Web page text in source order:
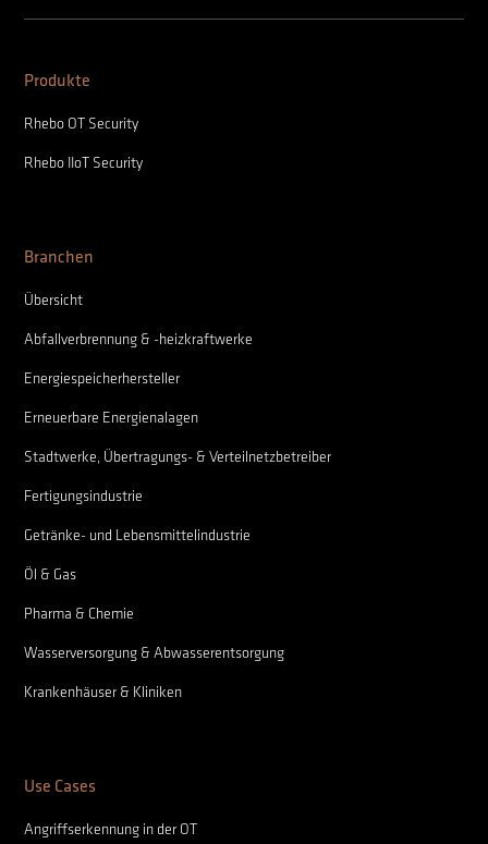
Produkte
Rhebo OT Security
Rhebo IIoT Security
Branchen
Übersicht
Abfallverbrennung & -heizkraftwerke
Energiespeicherhersteller
Erneuerbare Energienalagen
Stadtwerke, Übertragungs- & Verteilnetzbetreiber
Fertigungsindustrie
Getränke- und Lebensmittelindustrie
Öl & Gas
Pharma & Chemie
Wasserversorgung & Abwasserentsorgung
Krankenhäuser & Kliniken
Use Cases
Angriffserkennung in der OT